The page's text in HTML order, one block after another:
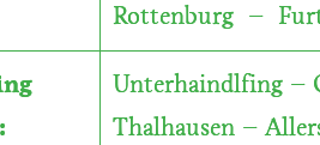
Rottenburg –
Unterhaindlfing –
Thalhausen –